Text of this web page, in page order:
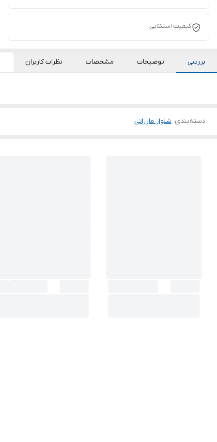
کیفیت استثنایی
بررسی توضیحات مشخصات نظرات کاربران
دسته‌بندی: شلوار مازراتی